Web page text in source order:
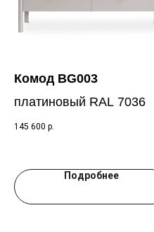
Комод BG003
платиновый RAL 7036
145 600 р.
Подробнее